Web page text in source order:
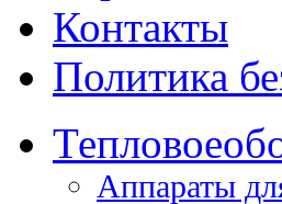
Контакты
Политика
Тепловое
Аппараты